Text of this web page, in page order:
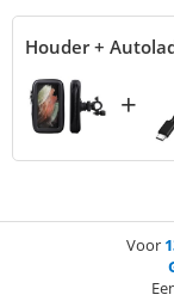
Houder +
+
Voor